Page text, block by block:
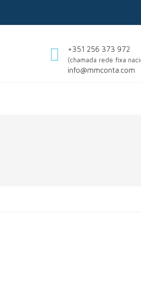
+351 256 373 972
(chamada rede fixa
info@mmconta.com